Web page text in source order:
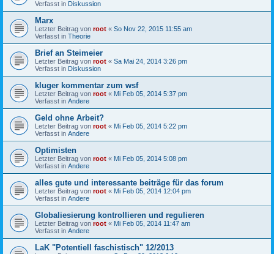
Verfasst in Diskussion
Marx
Letzter Beitrag von root « So Nov 22, 2015 11:55 am
Verfasst in Theorie
Brief an Steimeier
Letzter Beitrag von root « Sa Mai 24, 2014 3:26 pm
Verfasst in Diskussion
kluger kommentar zum wsf
Letzter Beitrag von root « Mi Feb 05, 2014 5:37 pm
Verfasst in Andere
Geld ohne Arbeit?
Letzter Beitrag von root « Mi Feb 05, 2014 5:22 pm
Verfasst in Andere
Optimisten
Letzter Beitrag von root « Mi Feb 05, 2014 5:08 pm
Verfasst in Andere
alles gute und interessante beiträge für das forum
Letzter Beitrag von root « Mi Feb 05, 2014 12:04 pm
Verfasst in Andere
Globaliesierung kontrollieren und regulieren
Letzter Beitrag von root « Mi Feb 05, 2014 11:47 am
Verfasst in Andere
LaK "Potentiell faschistisch" 12/2013